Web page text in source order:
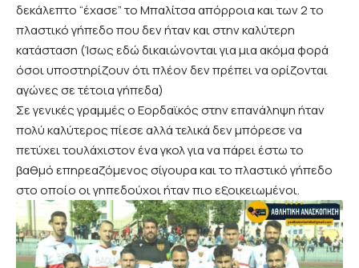
δεκάλεπτο “έχασε” το Μπαλίτσα απόρροια και των 2 το
πλαστικό γήπεδο που δεν ήταν και στην καλύτερη
κατάσταση (Ίσως εδώ δικαιώνονται για μια ακόμα φορά
όσοι υποστηρίζουν ότι πλέον δεν πρέπει να ορίζονται
αγώνες σε τέτοια γήπεδα)
Σε γενικές γραμμές ο Εορδαϊκός στην επανάληψη ήταν
πολύ καλύτερος πίεσε αλλά τελικά δεν μπόρεσε να
πετύχει τουλάχιστον ένα γκολ για να πάρει έστω το
βαθμό επηρεαζόμενος σίγουρα και το πλαστικό γήπεδο
στο οποίο οι γηπεδούχοι ήταν πιο εξοικειωμένοι.